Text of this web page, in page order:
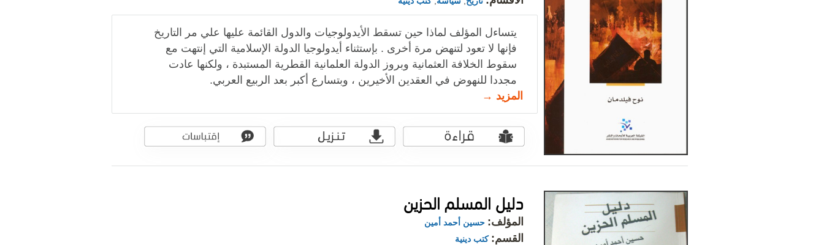
يتساءل المؤلف لماذا حين تسقط الأيدولوجيات والدول القائمة عليها علي مر التاريخ
فإنها لا تعود لتنهض مرة أخرى . بإستثناء أيدولوجيا الدولة الإسلامية التي إنتهت مع
سقوط الخلافة العثمانية وبروز الدولة العلمانية القطرية المستبدة ، ولكنها عادت
مجددا للنهوض في العقدين الأخيرين ، وبتسارع أكبر بعد الربيع العربي.
المزيد →
دليل المسلم الحزين
المؤلف: حسين أحمد أمين
القسم: كتب دينية